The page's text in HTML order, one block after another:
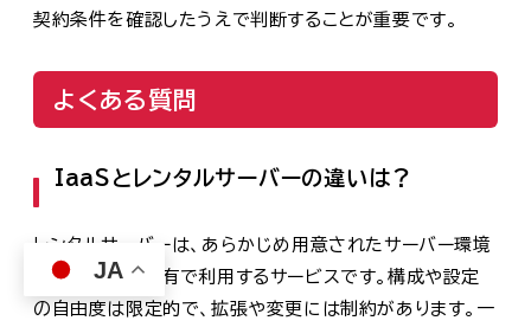
JA
契約条件を確認したうえで判断することが重要です。
よくある質問
IaaSとレンタルサーバーの違いは？
レンタルサーバーは、あらかじめ用意されたサーバー環境
を共有または専有で利用するサービスです。構成や設定
の自由度は限定的で、拡張や変更には制約があります。一